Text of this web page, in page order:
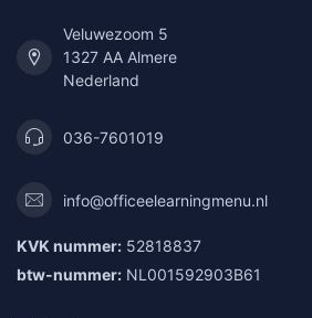
Veluwezoom 5
1327 AA Almere
Nederland
036-7601019
info@officeelearningmenu.nl
KVK nummer: 52818837
btw-nummer: NL001592903B61